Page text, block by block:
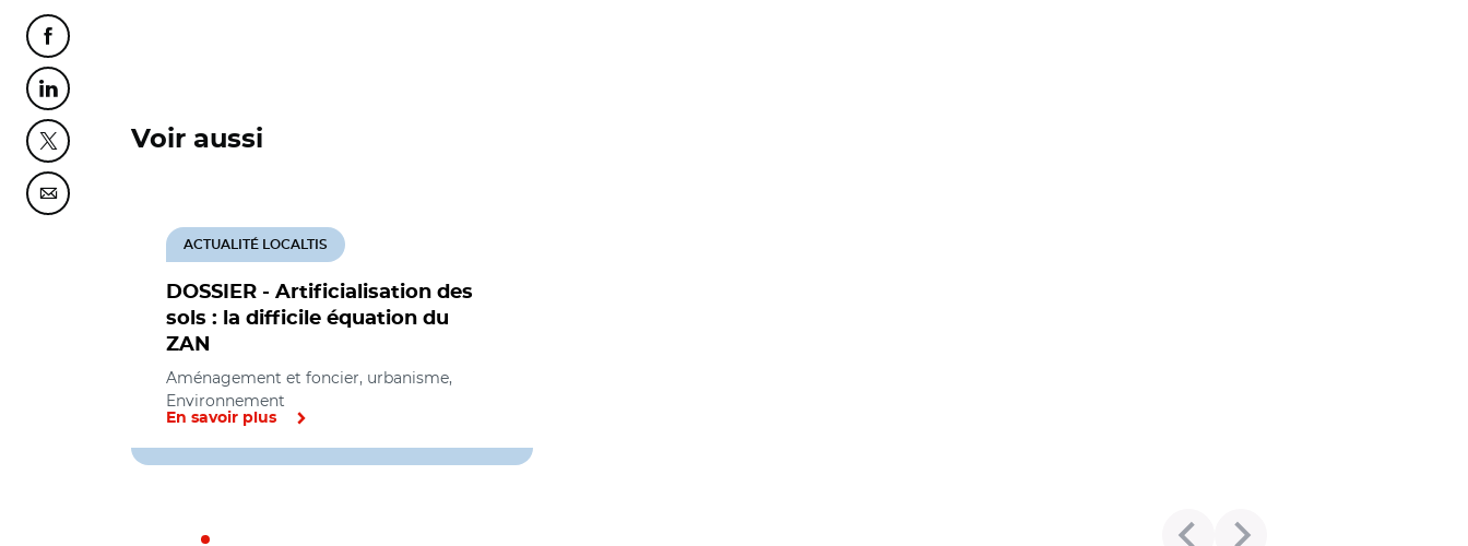
Partager cette page sur Facebook
Partager cette page sur Linkedin
Partager cette page sur Twitter
Partager cette page sur Courriel
Voir aussi
DOSSIER - Artificialisation des
sols : la difficile équation du
ZAN
ACTUALITÉ LOCALTIS
Aménagement et foncier, urbanisme,
Environnement
En savoir plus